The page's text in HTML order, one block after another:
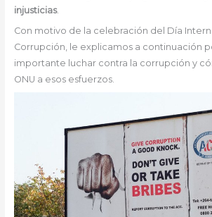
injusticias.
Con motivo de la celebración del Día
Corrupción, le explicamos a continuación
importante luchar contra la corrupción y
ONU a esos esfuerzos.